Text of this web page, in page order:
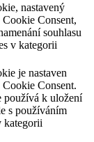
nastavený
Consent,
souhlasu
v kategorii
je nastaven
Consent.
používá k uložení
s používáním
kategorii